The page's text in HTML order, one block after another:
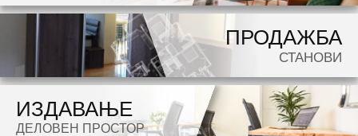
Издавање
Продажба
За Нас
Контакт
ПРОДАЖБА
СТАНОВИ
ИЗДАВАЊЕ
ДЕЛОВЕН ПРОСТОР